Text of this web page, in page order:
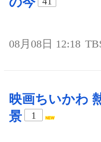
08月08日 12:18
映画ちいかわ
景
1